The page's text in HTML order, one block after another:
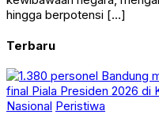
hingga berpotensi […]
Terbaru
Nasional Peristiwa